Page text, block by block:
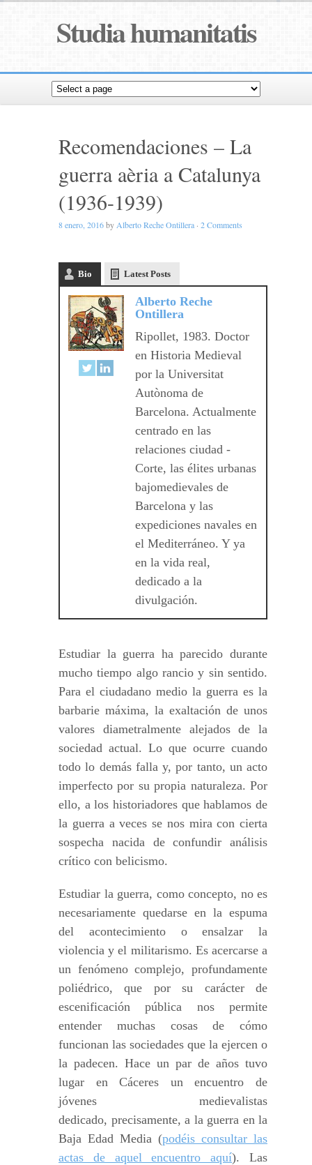
Studia humanitatis
Recomendaciones – La
guerra aèria a Catalunya
(1936-1939)
8 enero, 2016by Alberto Reche Ontillera · 2 Comments
Bio Latest Posts
Alberto Reche
Ontillera
Ripollet, 1983. Doctor
en Historia Medieval
por la Universitat
Autònoma de
Barcelona. Actualmente
centrado en las
relaciones ciudad -
Corte, las élites urbanas
bajomedievales de
Barcelona y las
expediciones navales en
el Mediterráneo. Y ya
en la vida real,
dedicado a la
divulgación.
Estudiar la guerra ha parecido durante
mucho tiempo algo rancio y sin sentido.
Para el ciudadano medio la guerra es la
barbarie máxima, la exaltación de unos
valores diametralmente alejados de la
sociedad actual. Lo que ocurre cuando
todo lo demás falla y, por tanto, un acto
imperfecto por su propia naturaleza. Por
ello, a los historiadores que hablamos de
la guerra a veces se nos mira con cierta
sospecha nacida de confundir análisis
crítico con belicismo.
Estudiar la guerra, como concepto, no es
necesariamente quedarse en la espuma
del acontecimiento o ensalzar la
violencia y el militarismo. Es acercarse a
un fenómeno complejo, profundamente
poliédrico, que por su carácter de
escenificación pública nos permite
entender muchas cosas de cómo
funcionan las sociedades que la ejercen o
la padecen. Hace un par de años tuvo
lugar en Cáceres un encuentro de
jóvenes medievalistas
dedicado, precisamente, a la guerra en la
Baja Edad Media (podéis consultar las
actas de aquel encuentro aquí). Las